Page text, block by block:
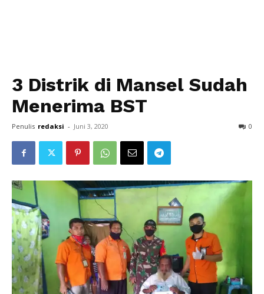
3 Distrik di Mansel Sudah
Menerima BST
Penulis redaksi - Juni 3, 2020 0